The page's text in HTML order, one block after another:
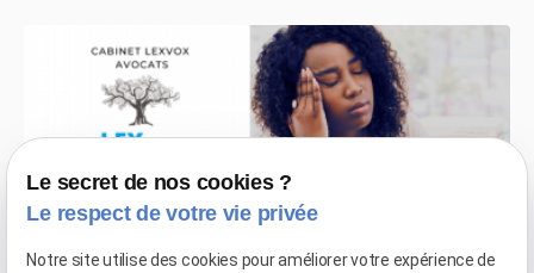
Le secret de nos cookies ?
Le respect de votre vie privée
Notre site utilise des cookies pour améliorer votre expérience de